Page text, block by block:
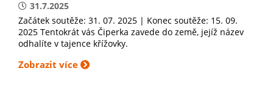
31.7.2025
Začátek soutěže: 31. 07. 2025 | Konec soutěže: 15. 09.
2025 Tentokrát vás Čiperka zavede do země, jejíž název
odhalíte v tajence křížovky.
Zobrazit více